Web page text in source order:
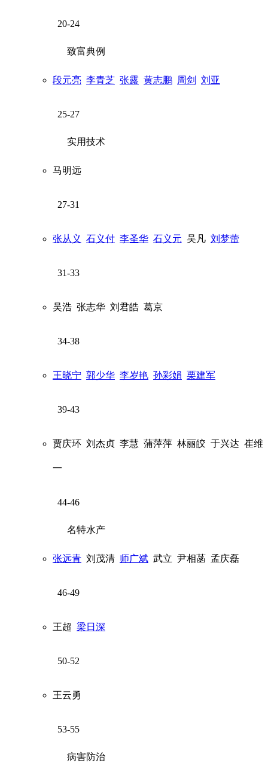
20-24
致富典例
段元亮 李青芝 张露 黄志鹏 周剑 刘亚
25-27
实用技术
马明远
27-31
张从义 石义付 李圣华 石义元 吴凡 刘梦蕾
31-33
吴浩 张志华 刘君皓 葛京
34-38
王晓宁 郭少华 李岁艳 孙彩娟 栗建军
39-43
贾庆环 刘杰贞 李慧 蒲萍萍 林丽皎 于兴达 崔维
一
44-46
名特水产
张远青 刘茂清 师广斌 武立 尹相菡 孟庆磊
46-49
王超 梁日深
50-52
王云勇
53-55
病害防治